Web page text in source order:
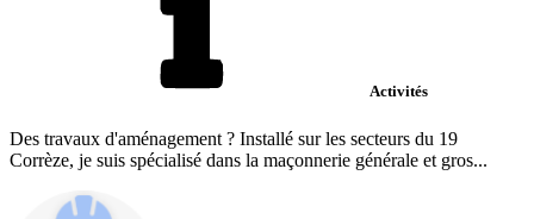
Activités
Des travaux d'aménagement ? Installé sur les secteurs du 19
Corrèze, je suis spécialisé dans la maçonnerie générale et gros...